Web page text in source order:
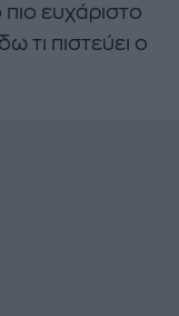
πιο ευχάριστο
τι πιστεύει ο